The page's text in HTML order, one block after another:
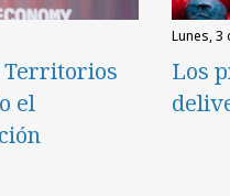
el
lunes,
Los